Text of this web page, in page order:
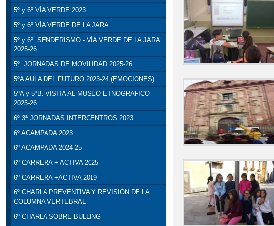
5º y 6º VÍA VERDE 2023
5º y 6º VÍA VERDE DE LA JARA
5º y 6º. SENDERISMO - VÍA VERDE DE LA JARA
2025-26
5º. JORNADAS DE MOVILIDAD 2025-26
5ºA AULA DEL FUTURO 2023-24 (EMOCIONES)
5ºA y 5ºB. VISITA AL MUSEO ETNOGRÁFICO
2025-26
6º 3ª JORNADAS INTERCENTROS 2023
6º ACAMPADA 2023
6º ACAMPADA 2024-25
6º CARRERA + ACTIVA 2025
6º CARRERA +ACTIVA 2019
6º CHARLA PREVENTIVA Y REVISIÓN DE LA
COLUMNA VERTEBRAL
6º CHARLA SOBRE BULLING